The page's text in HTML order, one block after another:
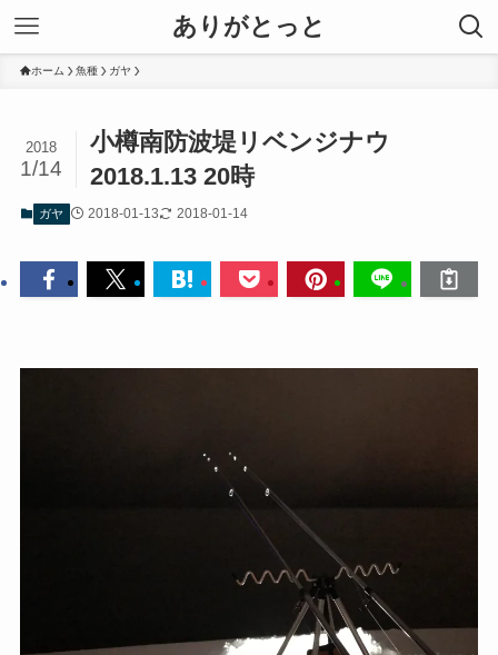
ありがとっと
ホーム 魚種 ガヤ
小樽南防波堤リベンジナウ
2018.1.13 20時
2018
1/14
ガヤ 2018-01-13 2018-01-14